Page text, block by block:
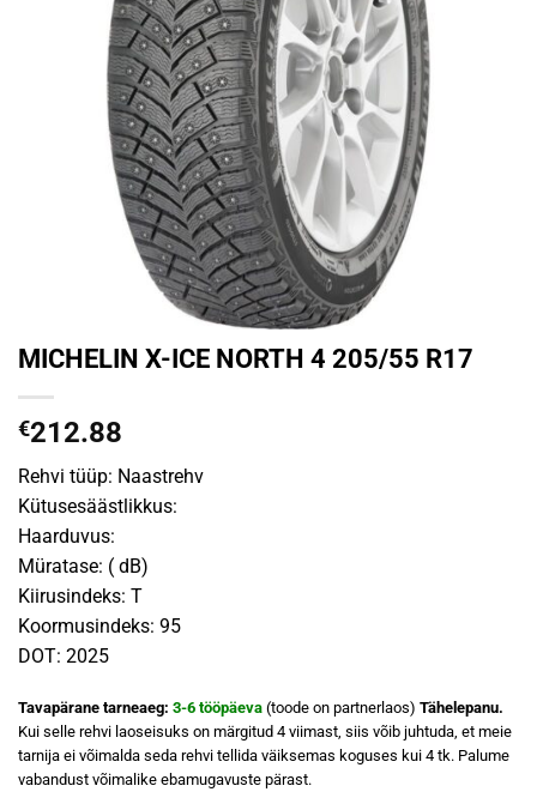
MICHELIN X-ICE NORTH 4 205/55 R17
€212.88
Rehvi tüüp: Naastrehv
Kütusesäästlikkus:
Haarduvus:
Müratase: ( dB)
Kiirusindeks: T
Koormusindeks: 95
DOT: 2025
Tavapärane tarneaeg: 3-6 tööpäeva (toode on partnerlaos) Tähelepanu.
Kui selle rehvi laoseisuks on märgitud 4 viimast, siis võib juhtuda, et meie
tarnija ei võimalda seda rehvi tellida väiksemas koguses kui 4 tk. Palume
vabandust võimalike ebamugavuste pärast.